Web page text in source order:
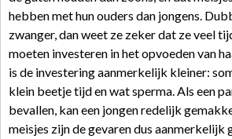
hebben met hun ouders dan jongens.
zwanger, dan weet ze zeker dat ze veel
moeten investeren in het opvoeden van
is de investering aanmerkelijk kleiner:
klein beetje tijd en wat sperma. Als een
bevallen, kan een jongen redelijk
meisjes zijn de gevaren dus aanmerkelijk